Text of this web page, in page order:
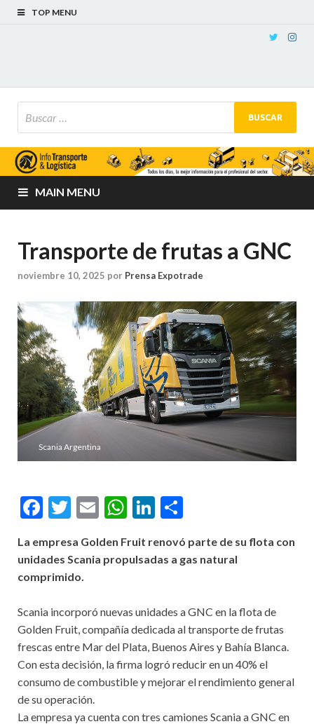
TOP MENU
MAIN MENU
Transporte de frutas a GNC
noviembre 10, 2025 por Prensa Expotrade
Scania Argentina
Facebook
Twitter
EmailWhatsApp
LinkedIn
La empresa Golden Fruit renovó parte de su flota con
unidades Scania propulsadas a gas natural
comprimido.
Scania incorporó nuevas unidades a GNC en la flota de
Golden Fruit, compañía dedicada al transporte de frutas
frescas entre Mar del Plata, Buenos Aires y Bahía Blanca.
Con esta decisión, la firma logró reducir en un 40% el
consumo de combustible y mejorar el rendimiento general
de su operación.
La empresa ya cuenta con tres camiones Scania a GNC en